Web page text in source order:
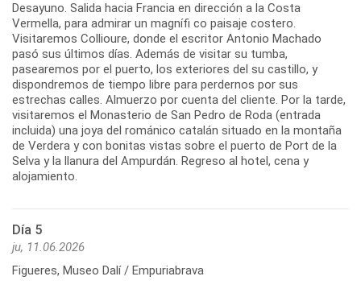
Desayuno. Salida hacia Francia en dirección a la Costa
Vermella, para admirar un magnífi co paisaje costero.
Visitaremos Collioure, donde el escritor Antonio Machado
pasó sus últimos días. Además de visitar su tumba,
pasearemos por el puerto, los exteriores del su castillo, y
dispondremos de tiempo libre para perdernos por sus
estrechas calles. Almuerzo por cuenta del cliente. Por la tarde,
visitaremos el Monasterio de San Pedro de Roda (entrada
incluida) una joya del románico catalán situado en la montaña
de Verdera y con bonitas vistas sobre el puerto de Port de la
Selva y la llanura del Ampurdán. Regreso al hotel, cena y
alojamiento.
Día 5
ju, 11.06.2026
Figueres, Museo Dalí / Empuriabrava